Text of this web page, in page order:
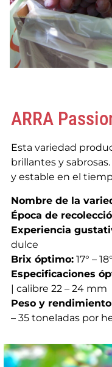
ARRA
Esta variedad
brillantes y
y estable en el
Nombre de la
Época de
Experiencia
dulce
Brix óptimo: 17° – 18°
Especificaciones
| calibre 22 – 24 mm
Peso y
– 35 toneladas por